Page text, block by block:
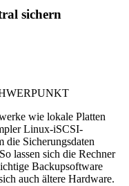
sichern
wie lokale Platten
Linux-iSCSI-
die Sicherungsdaten
lassen sich die Rechner
Backupsoftware
auch ältere Hardware.